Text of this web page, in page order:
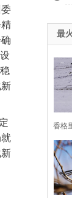
“挂包帮、
彻落实十八届五
中国梦高
2014迪庆两会
最
香格